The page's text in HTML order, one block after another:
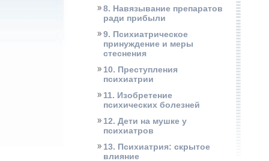
8. Навязывание препаратов
ради прибыли
9. Психиатрическое
принуждение и меры
стеснения
10. Преступления
психиатрии
11. Изобретение
психических болезней
12. Дети на мушке у
психиатров
13. Психиатрия: скрытое
влияние